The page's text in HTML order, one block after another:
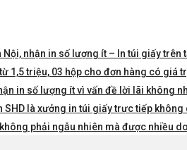
nhận in số lượng ít – In túi giấy
1,5 triệu, 03 hộp cho đơn hàng có
in số lượng ít vì vấn đề lời lãi không
SHD là xưởng in túi giấy trực tiếp
phải ngẫu nhiên mà được nhiều